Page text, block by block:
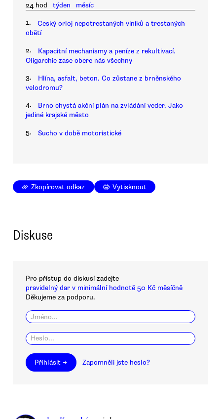
24 hod
týden měsíc
1.
Český orloj nepotrestaných viníků a trestaných
obětí
2.
Kapacitní mechanismy a peníze z rekultivací.
Oligarchie zase obere nás všechny
3.
Hlína, asfalt, beton. Co zůstane z brněnského
velodromu?
4.
Brno chystá akční plán na zvládání veder. Jako
jediné krajské město
5. Sucho v době motoristické
Zkopírovat odkaz Vytisknout
Diskuse
Pro přístup do diskusí zadejte
pravidelný dar v minimální hodnotě 50 Kč měsíčně
Děkujeme za podporu.
Přihlásit → Zapomněli jste heslo?